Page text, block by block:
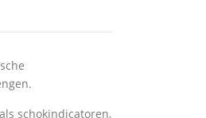
schokindicatoren,